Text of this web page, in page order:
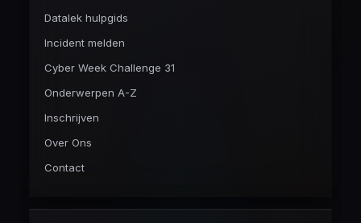
Datalek hulpgids
Incident melden
Cyber Week Challenge 31
Onderwerpen A-Z
Inschrijven
Over Ons
Contact